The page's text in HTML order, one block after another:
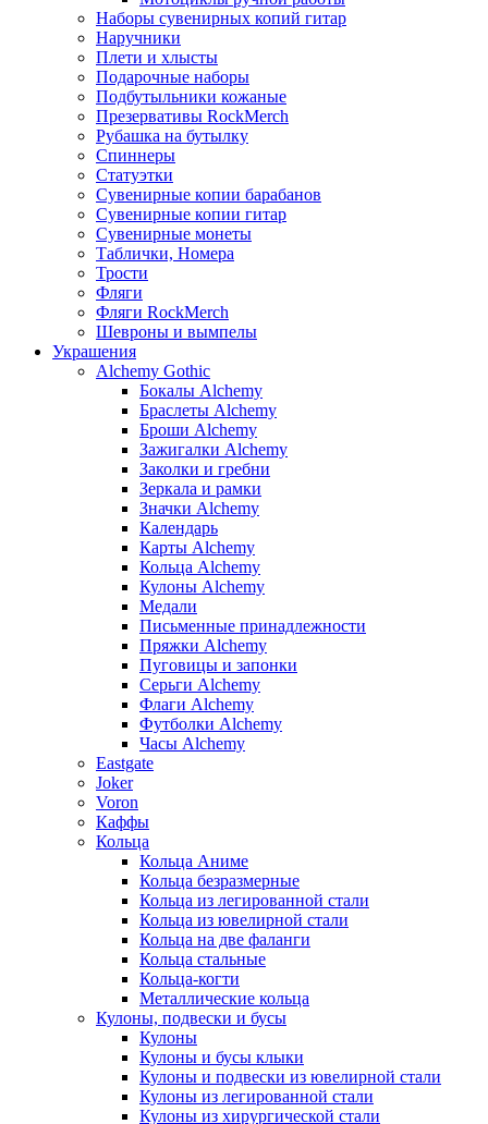
Наборы сувенирных копий гитар
Наручники
Плети и хлысты
Подарочные наборы
Подбутыльники кожаные
Презервативы RockMerch
Рубашка на бутылку
Спиннеры
Статуэтки
Сувенирные копии барабанов
Сувенирные копии гитар
Сувенирные монеты
Таблички, Номера
Трости
Фляги
Фляги RockMerch
Шевроны и вымпелы
Украшения
Alchemy Gothic
Бокалы Alchemy
Браслеты Alchemy
Броши Alchemy
Зажигалки Alchemy
Заколки и гребни
Зеркала и рамки
Значки Alchemy
Календарь
Карты Alchemy
Кольца Alchemy
Кулоны Alchemy
Медали
Письменные принадлежности
Пряжки Alchemy
Пуговицы и запонки
Серьги Alchemy
Флаги Alchemy
Футболки Alchemy
Часы Alchemy
Eastgate
Joker
Voron
Каффы
Кольца
Кольца Аниме
Кольца безразмерные
Кольца из легированной стали
Кольца из ювелирной стали
Кольца на две фаланги
Кольца стальные
Кольца-когти
Металлические кольца
Кулоны, подвески и бусы
Кулоны
Кулоны и бусы клыки
Кулоны и подвески из ювелирной стали
Кулоны из легированной стали
Кулоны из хирургической стали